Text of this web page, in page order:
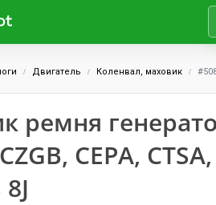
Двигатель Коленвал, маховик
ремня
CEPA,